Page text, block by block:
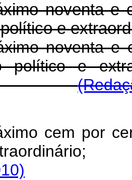
noventa e
e
noventa e
político e
cem por